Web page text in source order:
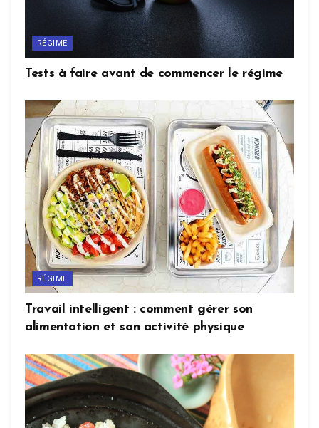
RÉGIME
Tests à faire avant de commencer le régime
RÉGIME
Travail intelligent : comment gérer son
alimentation et son activité physique